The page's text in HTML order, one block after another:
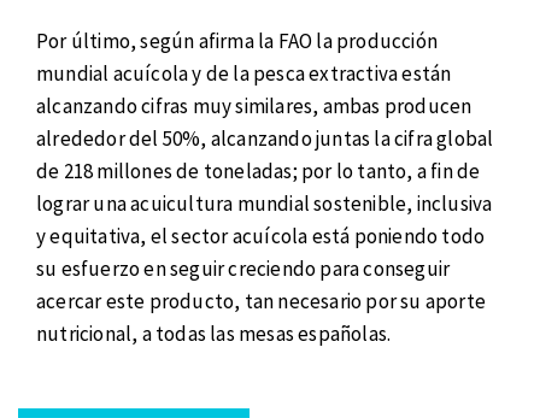
Por último, según afirma la FAO la producción
mundial acuícola y de la pesca extractiva están
alcanzando cifras muy similares, ambas producen
alrededor del 50%, alcanzando juntas la cifra global
de 218 millones de toneladas; por lo tanto, a fin de
lograr una acuicultura mundial sostenible, inclusiva
y equitativa, el sector acuícola está poniendo todo
su esfuerzo en seguir creciendo para conseguir
acercar este producto, tan necesario por su aporte
nutricional, a todas las mesas españolas.